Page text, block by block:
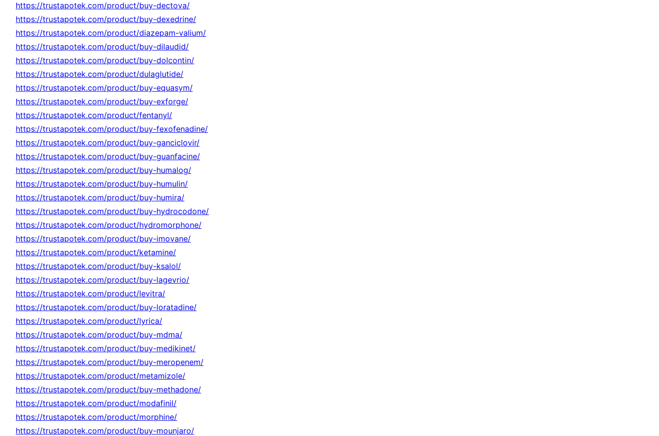
https://trustapotek.com/product/buy-dectova/
https://trustapotek.com/product/buy-dexedrine/
https://trustapotek.com/product/diazepam-valium/
https://trustapotek.com/product/buy-dilaudid/
https://trustapotek.com/product/buy-dolcontin/
https://trustapotek.com/product/dulaglutide/
https://trustapotek.com/product/buy-equasym/
https://trustapotek.com/product/buy-exforge/
https://trustapotek.com/product/fentanyl/
https://trustapotek.com/product/buy-fexofenadine/
https://trustapotek.com/product/buy-ganciclovir/
https://trustapotek.com/product/buy-guanfacine/
https://trustapotek.com/product/buy-humalog/
https://trustapotek.com/product/buy-humulin/
https://trustapotek.com/product/buy-humira/
https://trustapotek.com/product/buy-hydrocodone/
https://trustapotek.com/product/hydromorphone/
https://trustapotek.com/product/buy-imovane/
https://trustapotek.com/product/ketamine/
https://trustapotek.com/product/buy-ksalol/
https://trustapotek.com/product/buy-lagevrio/
https://trustapotek.com/product/levitra/
https://trustapotek.com/product/buy-loratadine/
https://trustapotek.com/product/lyrica/
https://trustapotek.com/product/buy-mdma/
https://trustapotek.com/product/buy-medikinet/
https://trustapotek.com/product/buy-meropenem/
https://trustapotek.com/product/metamizole/
https://trustapotek.com/product/buy-methadone/
https://trustapotek.com/product/modafinil/
https://trustapotek.com/product/morphine/
https://trustapotek.com/product/buy-mounjaro/